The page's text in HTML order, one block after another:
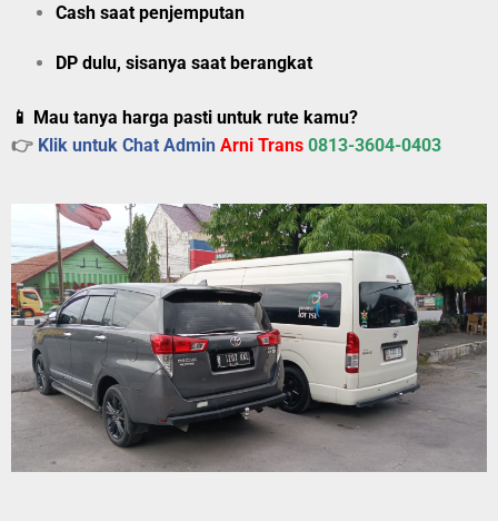
Cash saat penjemputan
DP dulu, sisanya saat berangkat
📱 Mau tanya harga pasti untuk rute kamu?
👉 Klik untuk Chat Admin Arni Trans 0813-3604-0403